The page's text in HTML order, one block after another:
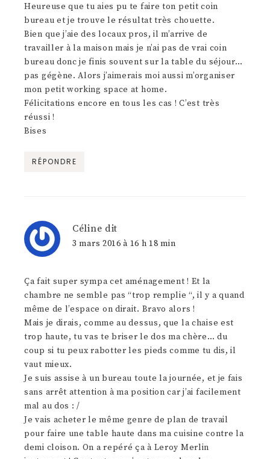
Heureuse que tu aies pu te faire ton petit coin
bureau et je trouve le résultat très chouette.
Bien que j’aie des locaux pros, il m’arrive de
travailler à la maison mais je n’ai pas de vrai coin
bureau donc je finis souvent sur la table du séjour…
pas gégène. Alors j’aimerais moi aussi m’organiser
mon petit working space at home.
Félicitations encore en tous les cas ! C’est très
réussi !
Bises
RÉPONDRE
Céline dit
3 mars 2016 à 16 h 18 min
Ça fait super sympa cet aménagement ! Et la
chambre ne semble pas “trop remplie “, il y a quand
même de l’espace on dirait. Bravo alors !
Mais je dirais, comme au dessus, que la chaise est
trop haute, tu vas te briser le dos ma chère… du
coup si tu peux rabotter les pieds comme tu dis, il
vaut mieux.
Je suis assise à un bureau toute la journée, et je fais
sans arrêt attention à ma position car j’ai facilement
mal au dos : /
Je vais acheter le même genre de plan de travail
pour faire une table haute dans ma cuisine contre la
demi cloison. On a repéré ça à Leroy Merlin